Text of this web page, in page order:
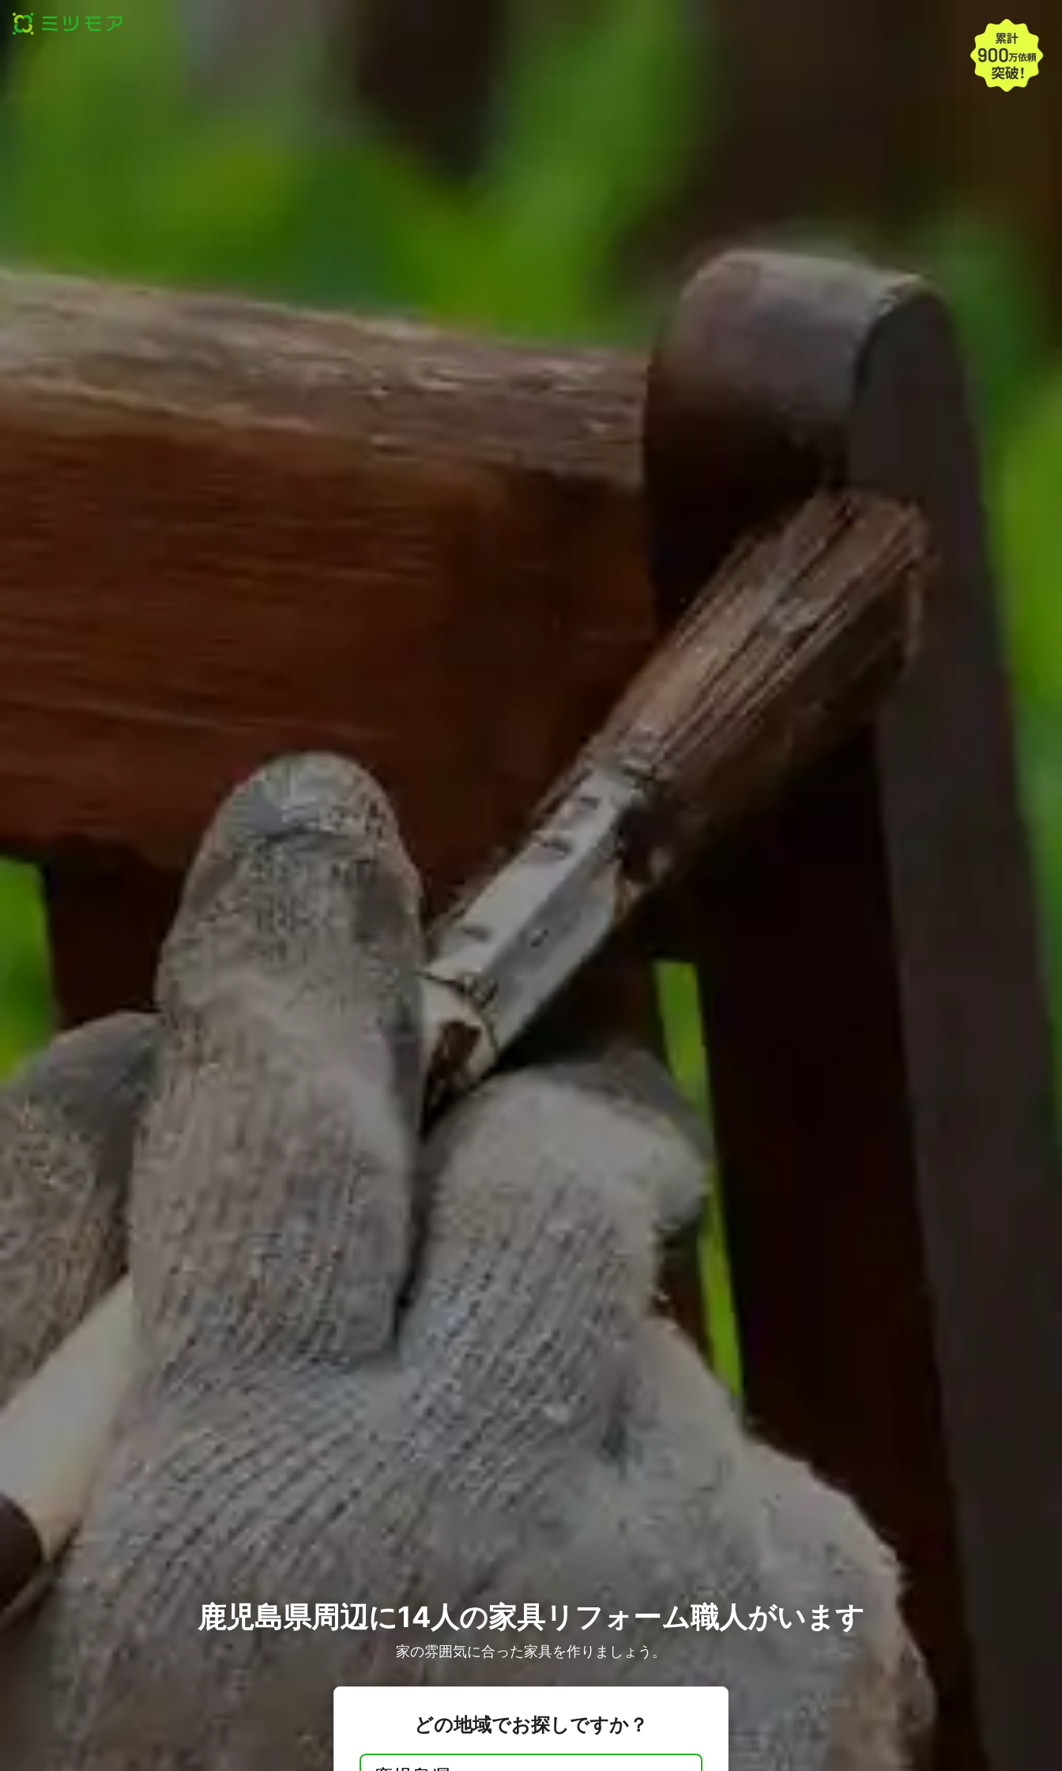
鹿児島県周辺に14人の家具リフォーム職人がいます
家の雰囲気に合った家具を作りましょう。
どの地域でお探しですか？